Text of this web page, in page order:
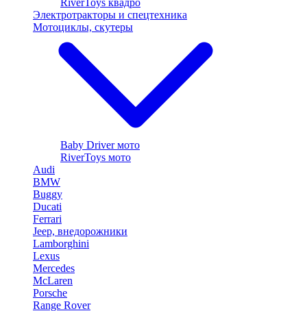
RiverToys квадро
Электротракторы и спецтехника
Мотоциклы, скутеры
Baby Driver мото
RiverToys мото
Audi
BMW
Buggy
Ducati
Ferrari
Jeep, внедорожники
Lamborghini
Lexus
Mercedes
McLaren
Porsche
Range Rover